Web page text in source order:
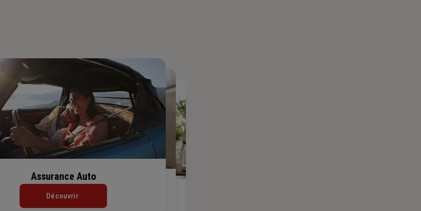
Assurance de prêt immobilier
Assurance Habitation
Découvrir
Assurance Auto
Découvrir